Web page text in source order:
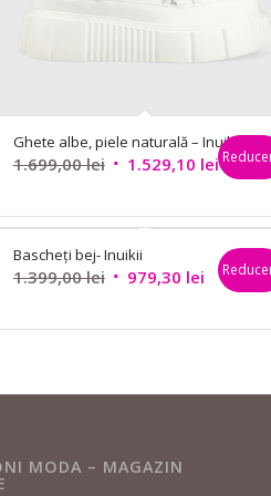
Ghete albe, piele naturală – Inuikii
1.699,00lei Prețul
a
1.699,00 lei.
1.529,10 leiPrețul
este:
Bascheți bej- Inuikii
1.399,00lei Prețul
a
979,30 leiPrețul
este:
MODA – MAGAZIN